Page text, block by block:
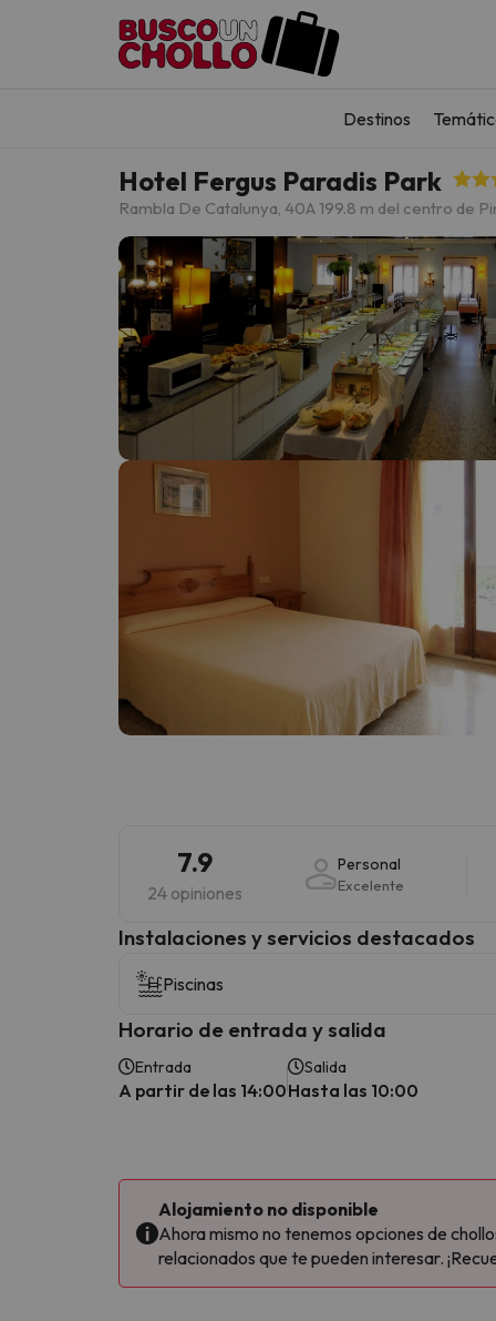
Destinos
Hotel Fergus Paradis Park
Rambla De Catalunya, 40A 199.8 m del centro de
7.9
24 opiniones
Personal
Excelente
Instalaciones y servicios destacados
Piscinas
Horario de entrada y salida
Entrada
A partir de las 14:00
Salida
Hasta las 10:00
Alojamiento no disponible
Ahora mismo no tenemos opciones de
relacionados que te pueden interesar.